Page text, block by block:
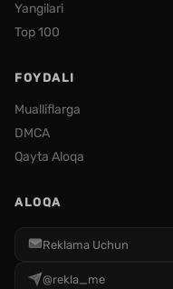
Yangilari
Top 100
FOYDALI
Mualliflarga
DMCA
Qayta Aloqa
ALOQA
Reklama Uchun
@rekla_me